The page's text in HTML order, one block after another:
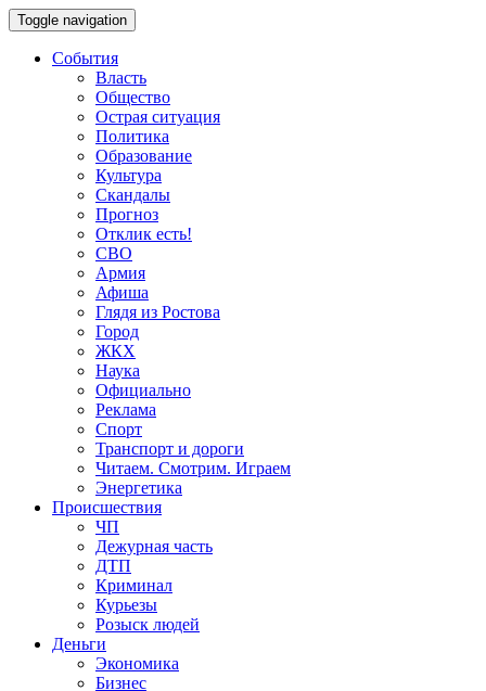
Toggle navigation
События
Власть
Общество
Острая ситуация
Политика
Образование
Культура
Скандалы
Прогноз
Отклик есть!
СВО
Армия
Афиша
Глядя из Ростова
Город
ЖКХ
Наука
Официально
Реклама
Спорт
Транспорт и дороги
Читаем. Смотрим. Играем
Энергетика
Происшествия
ЧП
Дежурная часть
ДТП
Криминал
Курьезы
Розыск людей
Деньги
Экономика
Бизнес